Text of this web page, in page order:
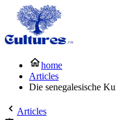
home
Articles
Die senegalesische
Articles